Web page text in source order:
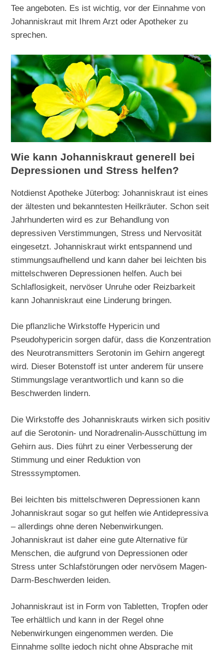
Tee angeboten. Es ist wichtig, vor der Einnahme von
Johanniskraut mit Ihrem Arzt oder Apotheker zu
sprechen.
Wie kann Johanniskraut generell bei
Depressionen und Stress helfen?
Notdienst Apotheke Jüterbog: Johanniskraut ist eines
der ältesten und bekanntesten Heilkräuter. Schon seit
Jahrhunderten wird es zur Behandlung von
depressiven Verstimmungen, Stress und Nervosität
eingesetzt. Johanniskraut wirkt entspannend und
stimmungsaufhellend und kann daher bei leichten bis
mittelschweren Depressionen helfen. Auch bei
Schlaflosigkeit, nervöser Unruhe oder Reizbarkeit
kann Johanniskraut eine Linderung bringen.
Die pflanzliche Wirkstoffe Hypericin und
Pseudohypericin sorgen dafür, dass die Konzentration
des Neurotransmitters Serotonin im Gehirn angeregt
wird. Dieser Botenstoff ist unter anderem für unsere
Stimmungslage verantwortlich und kann so die
Beschwerden lindern.
Die Wirkstoffe des Johanniskrauts wirken sich positiv
auf die Serotonin- und Noradrenalin-Ausschüttung im
Gehirn aus. Dies führt zu einer Verbesserung der
Stimmung und einer Reduktion von
Stresssymptomen.
Bei leichten bis mittelschweren Depressionen kann
Johanniskraut sogar so gut helfen wie Antidepressiva
– allerdings ohne deren Nebenwirkungen.
Johanniskraut ist daher eine gute Alternative für
Menschen, die aufgrund von Depressionen oder
Stress unter Schlafstörungen oder nervösem Magen-
Darm-Beschwerden leiden.
Johanniskraut ist in Form von Tabletten, Tropfen oder
Tee erhältlich und kann in der Regel ohne
Nebenwirkungen eingenommen werden. Die
Einnahme sollte jedoch nicht ohne Absprache mit